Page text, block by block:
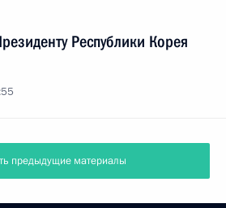
Республики Корея
предыдущие материалы